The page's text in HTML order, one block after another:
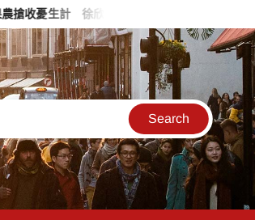
欣瑩臉書發起認購水梨行動